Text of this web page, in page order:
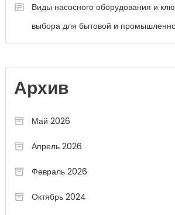
Виды насосного оборудования и
выбора для бытовой и
Архив
Май 2026
Апрель 2026
Февраль 2026
Октябрь 2024